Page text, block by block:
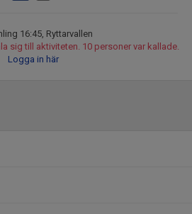
16:45, Ryttarvallen
sig till aktiviteten. 10 personer var kallade.
Logga in här